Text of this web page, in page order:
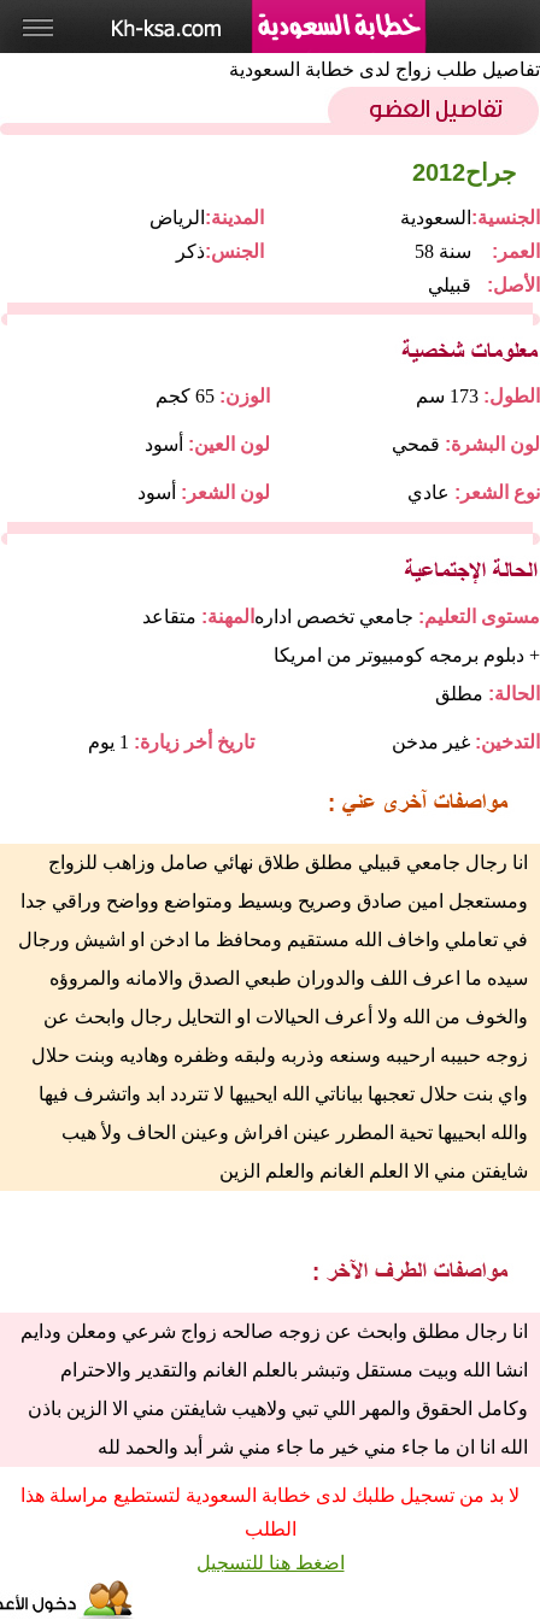
تفاصيل طلب زواج لدى خطابة السعودية
جراح2012
الرياض المدينة: السعودية الجنسية:
ذكرالجنس: 58 سنة
العمر:
قبيلي
الأصل:
الوزن: 65 كجم الطول: 173 سم
لون العين: أسود لون البشرة: قمحي
لون الشعر: أسود نوع الشعر: عادي
المهنة: متقاعد مستوى التعليم: جامعي تخصص اداره
+ دبلوم برمجه كومبيوتر من امريكا
الحالة: مطلق
تاريخ أخر زيارة: 1 يوم التدخين: غير مدخن
انا رجال جامعي قبيلي مطلق طلاق نهائي صامل وزاهب للزواج
ومستعجل امين صادق وصريح وبسيط ومتواضع وواضح وراقي جدا
في تعاملي واخاف الله مستقيم ومحافظ ما ادخن او اشيش ورجال
سيده ما اعرف اللف والدوران طبعي الصدق والامانه والمروؤه
والخوف من الله ولا أعرف الحيالات او التحايل رجال وابحث عن
زوجه حبيبه ارحيبه وسنعه وذربه ولبقه وظفره وهاديه وبنت حلال
واي بنت حلال تعجبها بياناتي الله ايحييها لا تتردد ابد واتشرف فيها
والله ابحييها تحية المطرر عينن افراش وعينن الحاف ولأ هيب
شايفتن مني الا العلم الغانم والعلم الزين
انا رجال مطلق وابحث عن زوجه صالحه زواج شرعي ومعلن ودايم
انشا الله وبيت مستقل وتبشر بالعلم الغانم والتقدير والاحترام
وكامل الحقوق والمهر اللي تبي ولاهيب شايفتن مني الا الزين باذن
الله انا ان ما جاء مني خير ما جاء مني شر أبد والحمد لله
لا بد من تسجيل طلبك لدى خطابة السعودية لتستطيع مراسلة هذا
الطلب
اضغط هنا للتسجيل